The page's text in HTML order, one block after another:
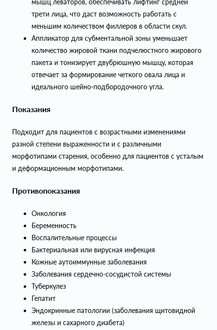
мышц леваторов, обеспечивать лифтинг средней
трети лица, что даст возможность работать с
меньшим количеством филлеров в области скул.
Аппликатор для субментальной зоны уменьшает
количество жировой ткани подчелюстного жирового
пакета и тонизирует двубрюшную мышцу, которая
отвечает за формирование четкого овала лица и
идеального шейно-подбородочного угла.
Показания
Подходит для пациентов с возрастными изменениями
разной степени выраженности и с различными
морфотипами старения, особенно для пациентов с усталым
и деформационным морфотипами.
Противопоказания
Онкология
Беременность
Воспалительные процессы
Бактериальная или вирусная инфекция
Кожные аутоиммунные заболевания
Заболевания сердечно-сосудистой системы
Туберкулез
Гепатит
Эндокринные патологии (заболевания щитовидной
железы и сахарного диабета)